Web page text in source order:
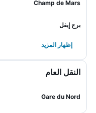
Champ de Mars
برج إيفل
إظهار المزيد
النقل العام
Gare du Nord